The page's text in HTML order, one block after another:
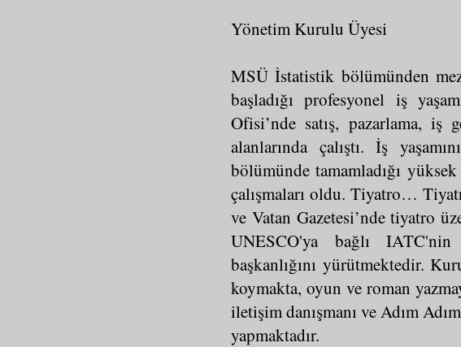
Yönetim Kurulu Üyesi
MSÜ İstatistik bölümünden
başladığı profesyonel iş
Ofisi’nde satış, pazarlama,
alanlarında çalıştı. İş
bölümünde tamamladığı
çalışmaları oldu. Tiyatro…
ve Vatan Gazetesi’nde tiyatro
UNESCO'ya bağlı
başkanlığını yürütmektedir.
koymakta, oyun ve roman
iletişim danışmanı ve Adım
yapmaktadır.